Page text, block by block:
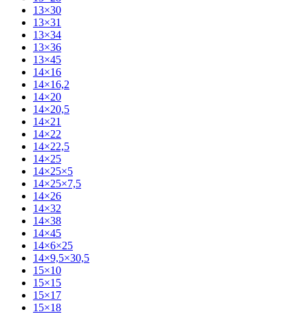
13×30
13×31
13×34
13×36
13×45
14×16
14×16,2
14×20
14×20,5
14×21
14×22
14×22,5
14×25
14×25×5
14×25×7,5
14×26
14×32
14×38
14×45
14×6×25
14×9,5×30,5
15×10
15×15
15×17
15×18